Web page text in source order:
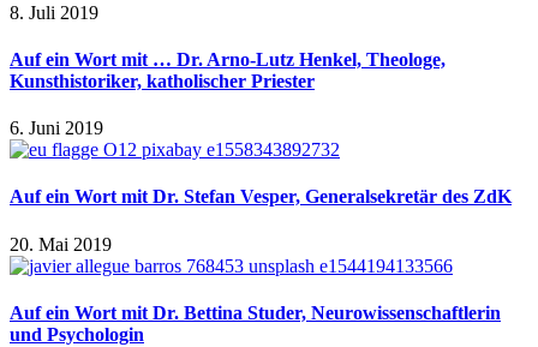
8. Juli 2019
Auf ein Wort mit … Dr. Arno-Lutz Henkel, Theologe,
Kunsthistoriker, katholischer Priester
6. Juni 2019
Auf ein Wort mit Dr. Stefan Vesper, Generalsekretär des ZdK
20. Mai 2019
Auf ein Wort mit Dr. Bettina Studer, Neurowissenschaftlerin
und Psychologin